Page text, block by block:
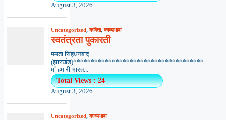
August 3, 2026
Uncategorized,कविता,काव्यभाषा
स्वतंत्रता पुकारती
ममता सिंहधनबाद
(झारखंड)*************************************
माँ हमारी भारत...
Total Views : 24
August 3, 2026
Uncategorized,काव्यभाषा